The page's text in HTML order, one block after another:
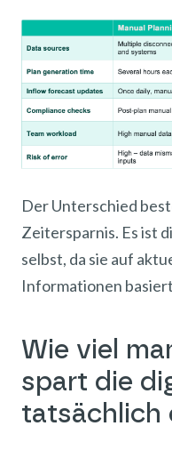
Der Unterschied
Zeitersparnis. Es ist
selbst, da sie auf
Informationen
Wie viel
spart die
tatsächlich